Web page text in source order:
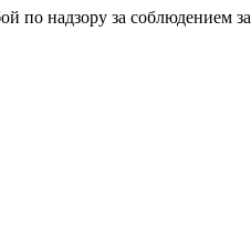
надзору за соблюдением